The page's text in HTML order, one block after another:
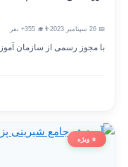
👨‍🎓 355+ نفر
با مجوز رسمی از سازمان
⭐ ویژه